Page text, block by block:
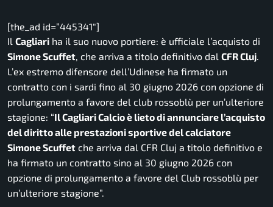
[the_ad id=”445341″]
Il Cagliari ha il suo nuovo portiere: è ufficiale l’acquisto di
Simone Scuffet, che arriva a titolo definitivo dal CFR Cluj.
L’ex estremo difensore dell’Udinese ha firmato un
contratto con i sardi fino al 30 giugno 2026 con opzione di
prolungamento a favore del club rossoblù per un’ulteriore
stagione: “Il Cagliari Calcio è lieto di annunciare l’acquisto
del diritto alle prestazioni sportive del calciatore
Simone Scuffet che arriva dal CFR Cluj a titolo definitivo e
ha firmato un contratto sino al 30 giugno 2026 con
opzione di prolungamento a favore del Club rossoblù per
un’ulteriore stagione”.